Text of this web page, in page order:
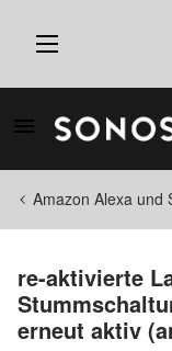
Amazon Alexa und
re-aktivierte
erneut aktiv